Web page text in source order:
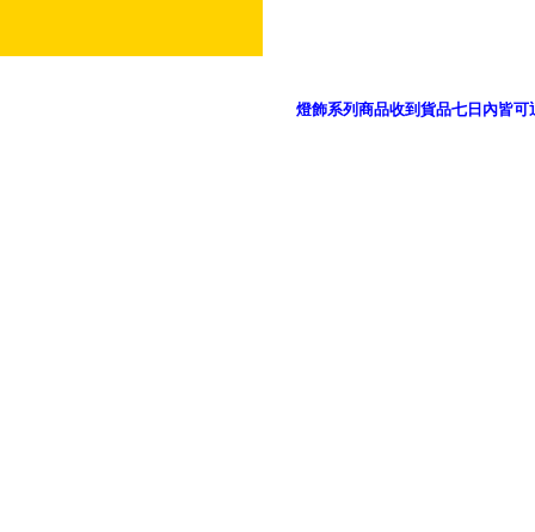
燈飾系列商品收到貨品七日內皆